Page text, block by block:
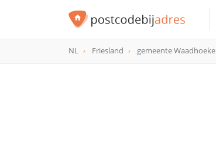
NL Friesland gemeente Waadhoeke